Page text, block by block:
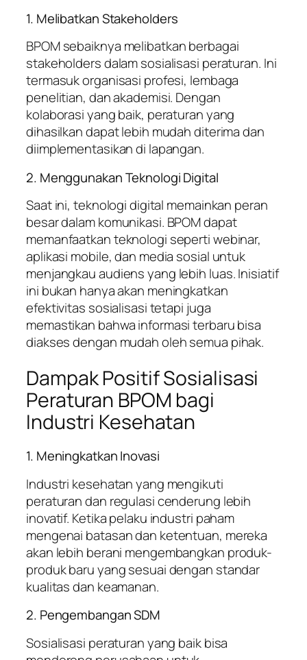
1. Melibatkan Stakeholders
BPOM sebaiknya melibatkan berbagai
stakeholders dalam sosialisasi peraturan. Ini
termasuk organisasi profesi, lembaga
penelitian, dan akademisi. Dengan
kolaborasi yang baik, peraturan yang
dihasilkan dapat lebih mudah diterima dan
diimplementasikan di lapangan.
2. Menggunakan Teknologi Digital
Saat ini, teknologi digital memainkan peran
besar dalam komunikasi. BPOM dapat
memanfaatkan teknologi seperti webinar,
aplikasi mobile, dan media sosial untuk
menjangkau audiens yang lebih luas. Inisiatif
ini bukan hanya akan meningkatkan
efektivitas sosialisasi tetapi juga
memastikan bahwa informasi terbaru bisa
diakses dengan mudah oleh semua pihak.
Dampak Positif Sosialisasi
Peraturan BPOM bagi
Industri Kesehatan
1. Meningkatkan Inovasi
Industri kesehatan yang mengikuti
peraturan dan regulasi cenderung lebih
inovatif. Ketika pelaku industri paham
mengenai batasan dan ketentuan, mereka
akan lebih berani mengembangkan produk-
produk baru yang sesuai dengan standar
kualitas dan keamanan.
2. Pengembangan SDM
Sosialisasi peraturan yang baik bisa